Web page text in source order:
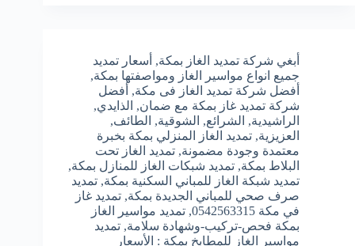
أبغي شركة تمديد الغاز بمكة, أسعار تمديد
جميع انواع مواسير الغاز ومواصفتها بمكة,
أفضل شركة تمديد الغاز فى مكة, أفضل
شركة تمديد غاز بمكة مع ضمان, الذايدي,
الراشيدية, الشرائع, الشوقية, الطائف,
العزيزية, تمديد الغاز المنزلي بمكة بخبرة
معتمدة وجودة مضمونة, تمديد الغاز تحت
البلاط بمكة, تمديد شبكات الغاز للمنازل بمكة,
تمديد شبكة الغاز للمباني السكنية بمكة, تمديد
صرف صحي للمباني الجديدة بمكة, تمديد غاز
في مكة 0542563315
, تمديد مواسير الغاز
بمكة فحص-تركيب-وشهادة سلامة, تمديد
مواسير الغاز للمطابخ بمكة : الأسعار